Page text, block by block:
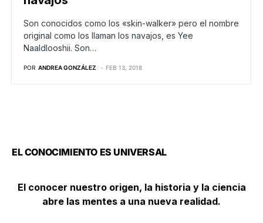
Son conocidos como los «skin-walker» pero el nombre
original como los llaman los navajos, es Yee
Naaldlooshii. Son…
POR ANDREA GONZÁLEZ FEB 13, 2018
EL CONOCIMIENTO ES UNIVERSAL
El conocer nuestro origen, la historia y la ciencia
abre las mentes a una nueva realidad.